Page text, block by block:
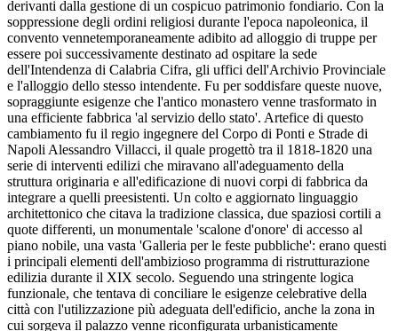
derivanti dalla gestione di un cospicuo patrimonio fondiario. Con la
soppressione degli ordini religiosi durante l'epoca napoleonica, il
convento vennetemporaneamente adibito ad alloggio di truppe per
essere poi successivamente destinato ad ospitare la sede
dell'Intendenza di Calabria Cifra, gli uffici dell'Archivio Provinciale
e l'alloggio dello stesso intendente. Fu per soddisfare queste nuove,
sopraggiunte esigenze che l'antico monastero venne trasformato in
una efficiente fabbrica 'al servizio dello stato'. Artefice di questo
cambiamento fu il regio ingegnere del Corpo di Ponti e Strade di
Napoli Alessandro Villacci, il quale progettò tra il 1818-1820 una
serie di interventi edilizi che miravano all'adeguamento della
struttura originaria e all'edificazione di nuovi corpi di fabbrica da
integrare a quelli preesistenti. Un colto e aggiornato linguaggio
architettonico che citava la tradizione classica, due spaziosi cortili a
quote differenti, un monumentale 'scalone d'onore' di accesso al
piano nobile, una vasta 'Galleria per le feste pubbliche': erano questi
i principali elementi dell'ambizioso programma di ristrutturazione
edilizia durante il XIX secolo. Seguendo una stringente logica
funzionale, che tentava di conciliare le esigenze celebrative della
città con l'utilizzazione più adeguata dell'edificio, anche la zona in
cui sorgeva il palazzo venne riconfigurata urbanisticamente